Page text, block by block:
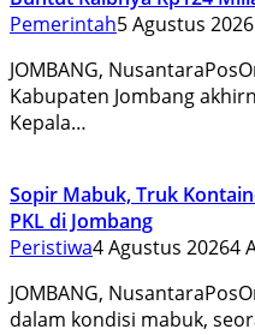
Pemerintah5 Agustus 2026
JOMBANG,
Kabupaten Jombang
Kepala…
Sopir Mabuk, Truk
PKL di Jombang
Peristiwa4 Agustus 20264
JOMBANG,
dalam kondisi mabuk,